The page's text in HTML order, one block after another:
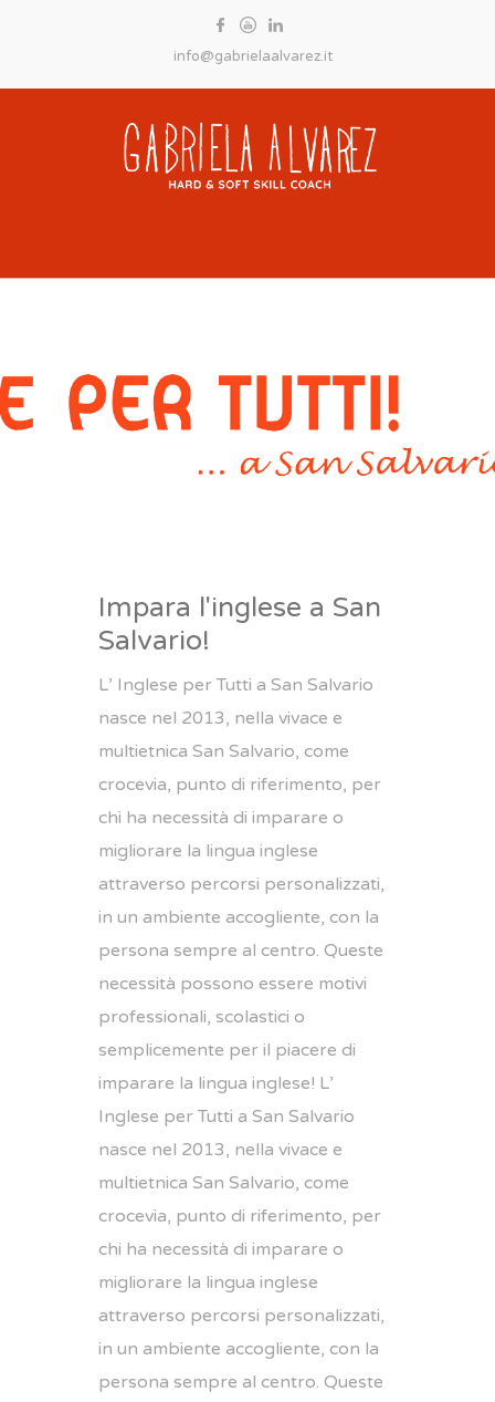
info@gabrielaalvarez.it
Impara l'inglese a San
Salvario!
L’ Inglese per Tutti a San Salvario
nasce nel 2013, nella vivace e
multietnica San Salvario, come
crocevia, punto di riferimento, per
chi ha necessità di imparare o
migliorare la lingua inglese
attraverso percorsi personalizzati,
in un ambiente accogliente, con la
persona sempre al centro. Queste
necessità possono essere motivi
professionali, scolastici o
semplicemente per il piacere di
imparare la lingua inglese! L’
Inglese per Tutti a San Salvario
nasce nel 2013, nella vivace e
multietnica San Salvario, come
crocevia, punto di riferimento, per
chi ha necessità di imparare o
migliorare la lingua inglese
attraverso percorsi personalizzati,
in un ambiente accogliente, con la
persona sempre al centro. Queste